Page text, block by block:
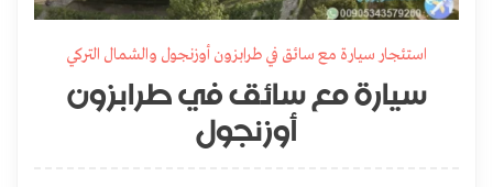
استئجار سيارة مع سائق في طرابزون أوزنجول والشمال التركي
سيارة مع سائق في طرابزون
أوزنجول